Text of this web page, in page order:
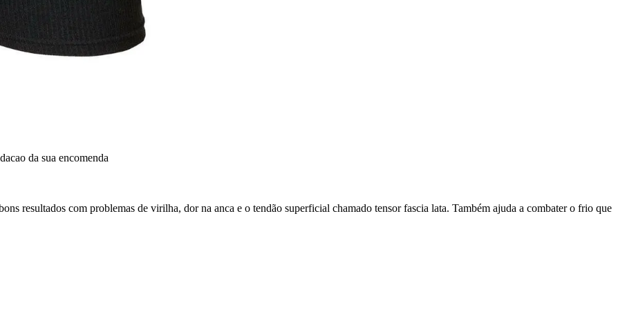
da sua encomenda
resultados com problemas de virilha, dor na anca e o tendão superficial chamado tensor fascia lata. Também ajuda a combater o frio que